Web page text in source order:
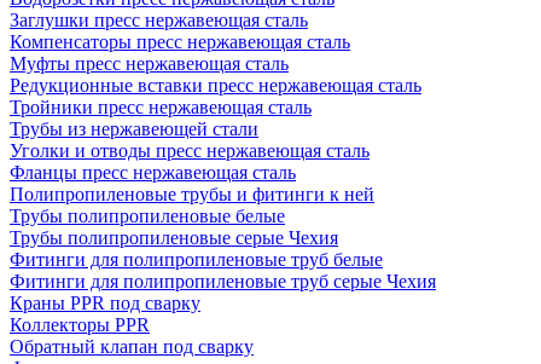
Заглушки пресс нержавеющая сталь
Компенсаторы пресс нержавеющая сталь
Муфты пресс нержавеющая сталь
Редукционные вставки пресс нержавеющая сталь
Тройники пресс нержавеющая сталь
Трубы из нержавеющей стали
Уголки и отводы пресс нержавеющая сталь
Фланцы пресс нержавеющая сталь
Полипропиленовые трубы и фитинги к ней
Трубы полипропиленовые белые
Трубы полипропиленовые серые Чехия
Фитинги для полипропиленовые труб белые
Фитинги для полипропиленовые труб серые Чехия
Краны PPR под сварку
Коллекторы PPR
Обратный клапан под сварку